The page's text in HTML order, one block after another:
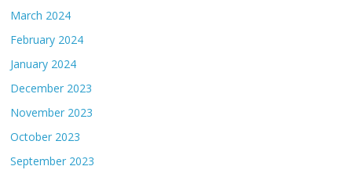
March 2024
February 2024
January 2024
December 2023
November 2023
October 2023
September 2023